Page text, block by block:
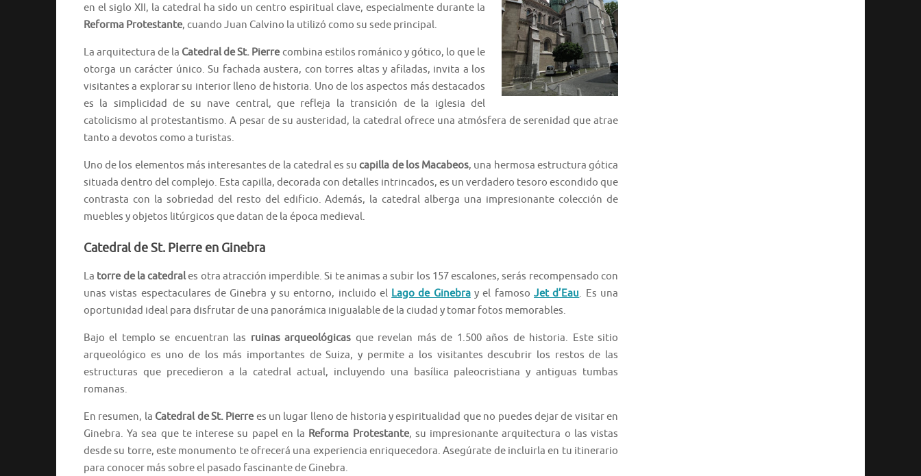
en el siglo XII, la catedral ha sido un centro espiritual clave, especialmente durante la
Reforma Protestante, cuando Juan Calvino la utilizó como su sede principal.
La arquitectura de la Catedral de St. Pierrecombina estilos románico y gótico, lo que le
otorga un carácter único. Su fachada austera, con torres altas y afiladas, invita a los
visitantes a explorar su interior lleno de historia. Uno de los aspectos más destacados
es la simplicidad de su nave central, que refleja la transición de la iglesia del
catolicismo al protestantismo. A pesar de su austeridad, la catedral ofrece una atmósfera de serenidad que atrae
tanto a devotos como a turistas.
Uno de los elementos más interesantes de la catedral es sucapilla de los Macabeos, una hermosa estructura gótica
situada dentro del complejo. Esta capilla, decorada con detalles intrincados, es un verdadero tesoro escondido que
contrasta con la sobriedad del resto del edificio. Además, la catedral alberga una impresionante colección de
muebles y objetos litúrgicos que datan de la época medieval.
Catedral de St. Pierre en Ginebra
La torre de la catedrales otra atracción imperdible. Si te animas a subir los 157 escalones, serás recompensado con
unas vistas espectaculares de Ginebra y su entorno, incluido el Lago de Ginebray el famosoJet d’Eau. Es una
oportunidad ideal para disfrutar de una panorámica inigualable de la ciudad y tomar fotos memorables.
Bajo el templo se encuentran las ruinas arqueológicas que revelan más de 1.500 años de historia. Este sitio
arqueológico es uno de los más importantes de Suiza, y permite a los visitantes descubrir los restos de las
estructuras que precedieron a la catedral actual, incluyendo una basílica paleocristiana y antiguas tumbas
romanas.
En resumen, la Catedral de St. Pierrees un lugar lleno de historia y espiritualidad que no puedes dejar de visitar en
Ginebra. Ya sea que te interese su papel en la Reforma Protestante, su impresionante arquitectura o las vistas
desde su torre, este monumento te ofrecerá una experiencia enriquecedora. Asegúrate de incluirla en tu itinerario
para conocer más sobre el pasado fascinante de Ginebra.